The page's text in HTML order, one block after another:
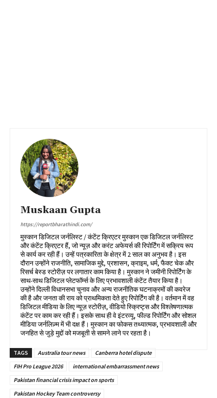
Muskaan Gupta
https://reportbharathindi.com/
मुस्कान डिजिटल जर्नलिस्ट / कंटेंट क्रिएटर मुस्कान एक डिजिटल जर्नलिस्ट
और कंटेंट क्रिएटर हैं, जो न्यूज़ और करंट अफेयर्स की रिपोर्टिंग में सक्रिय रूप
से कार्य कर रही हैं। उन्हें पत्रकारिता के क्षेत्र में 2 साल का अनुभव है। इस
दौरान उन्होंने राजनीति, सामाजिक मुद्दे, प्रशासन, क्राइम, धर्म, फैक्ट चेक और
रिसर्च बेस्ड स्टोरीज़ पर लगातार काम किया है। मुस्कान ने जमीनी रिपोर्टिंग के
साथ-साथ डिजिटल प्लेटफॉर्म्स के लिए प्रभावशाली कंटेंट तैयार किया है।
उन्होंने दिल्ली विधानसभा चुनाव और अन्य राजनीतिक घटनाक्रमों की कवरेज
की है और जनता की राय को प्राथमिकता देते हुए रिपोर्टिंग की है। वर्तमान में वह
डिजिटल मीडिया के लिए न्यूज़ स्टोरीज़, वीडियो स्क्रिप्ट्स और विश्लेषणात्मक
कंटेंट पर काम कर रही हैं। इसके साथ ही वे इंटरव्यू, फील्ड रिपोर्टिंग और सोशल
मीडिया जर्नलिज़्म में भी दक्ष हैं। मुस्कान का फोकस तथ्यात्मक, प्रभावशाली और
जनहित से जुड़े मुद्दों को मजबूती से सामने लाने पर रहता है।
TAGS Australia tour news
Canberra hotel dispute
FIH Pro League 2026
international embarrassment news
Pakistan financial crisis impact on sports
Pakistan Hockey Team controversy